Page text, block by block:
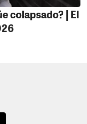
colapsado? | El